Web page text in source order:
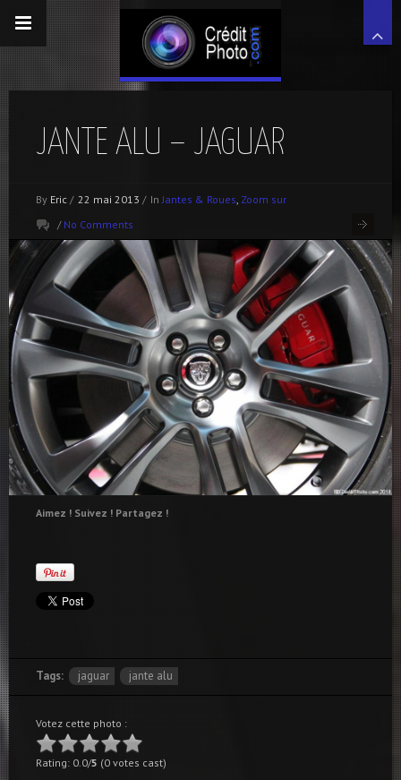
JANTE ALU – JAGUAR
By Eric / 22 mai 2013 / In Jantes & Roues Zoom sur
/ No Comments
Aimez ! Suivez ! Partagez !
Tags: jaguar jante alu
Votez cette photo :
Rating: 0.0/5 (0 votes cast)